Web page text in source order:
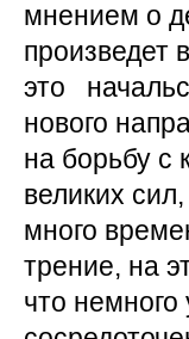
мнением о
произведет
это
нового
на борьбу с
великих
много
трение, на
что